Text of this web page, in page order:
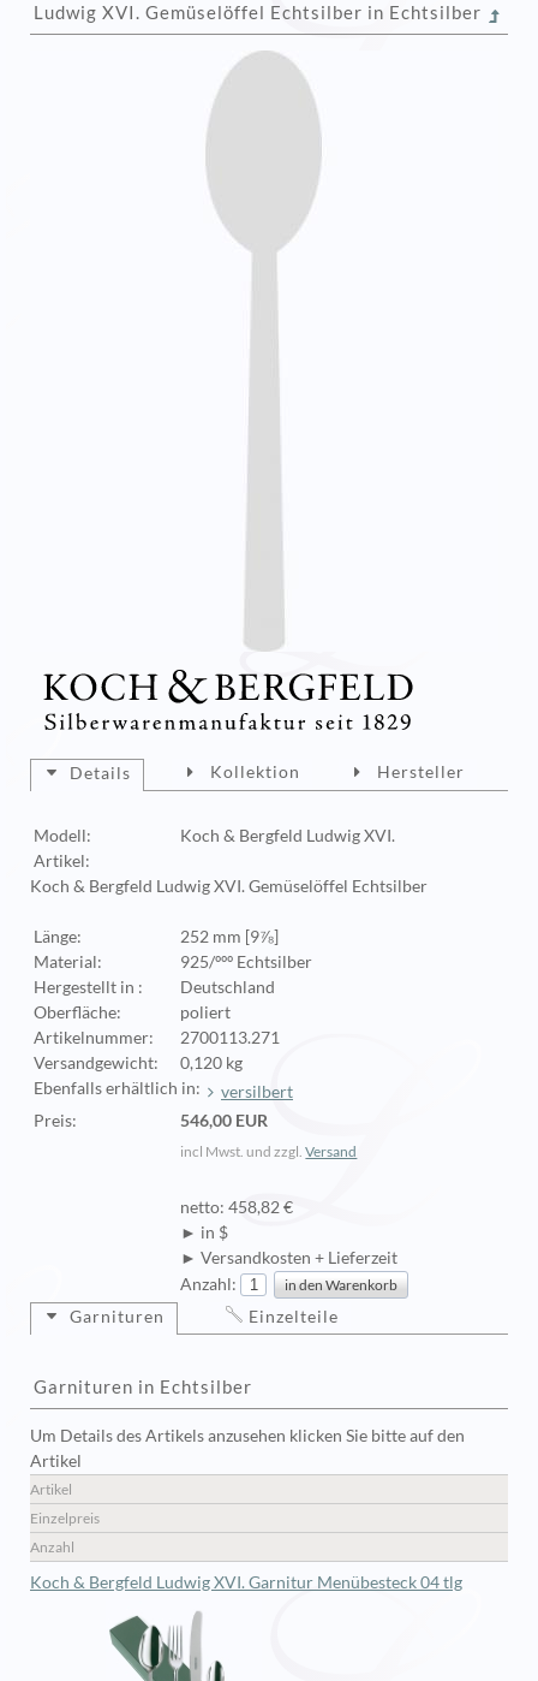
Ludwig XVI. Gemüselöffel Echtsilber in Echtsilber
Details
Modell:
Koch & Bergfeld Ludwig XVI.
Artikel:
Koch & Bergfeld Ludwig XVI. Gemüselöffel Echtsilber
Länge:
252 mm [9⅞]
Material:
925/ººº Echtsilber
Hergestellt in :
Deutschland
Oberfläche:
poliert
Artikelnummer:
2700113.271
Versandgewicht:
0,120 kg
Ebenfalls erhältlich in:
versilbert
Kollektion Hersteller
Preis: 546,00 EUR
incl Mwst. und zzgl.Versand
netto: 458,82 €
► in $
► Versandkosten + Lieferzeit
Anzahl:
Garnituren
Garnituren in Echtsilber
Um Details des Artikels anzusehen klicken Sie bitte auf den
Artikel
Artikel
Einzelpreis
Anzahl
Koch & Bergfeld Ludwig XVI. Garnitur Menübesteck 04 tlg
Einzelteile